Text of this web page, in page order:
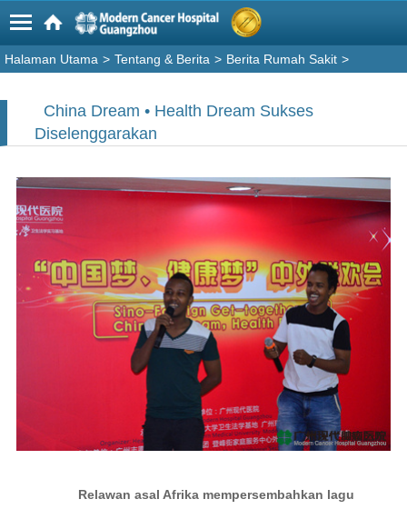
Halaman Utama > Tentang & Berita > Berita Rumah Sakit >
China Dream • Health Dream Sukses
Diselenggarakan
Relawan asal Afrika mempersembahkan lagu